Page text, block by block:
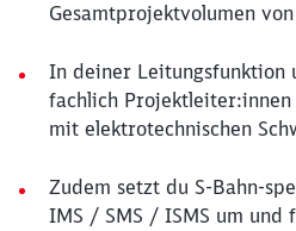
Gesamtprojektvolumen
In deiner Leitungsfunktion
fachlich Projektleiter:innen
mit elektrotechnischen
Zudem setzt du
IMS / SMS / ISMS um und